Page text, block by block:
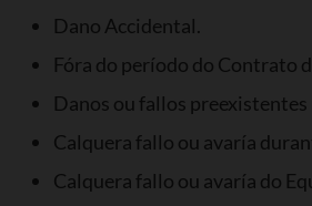
Dano Accidental.
Fóra do período do Contrato
Danos ou fallos preexistentes
Calquera fallo ou avaría
Calquera fallo ou avaría do